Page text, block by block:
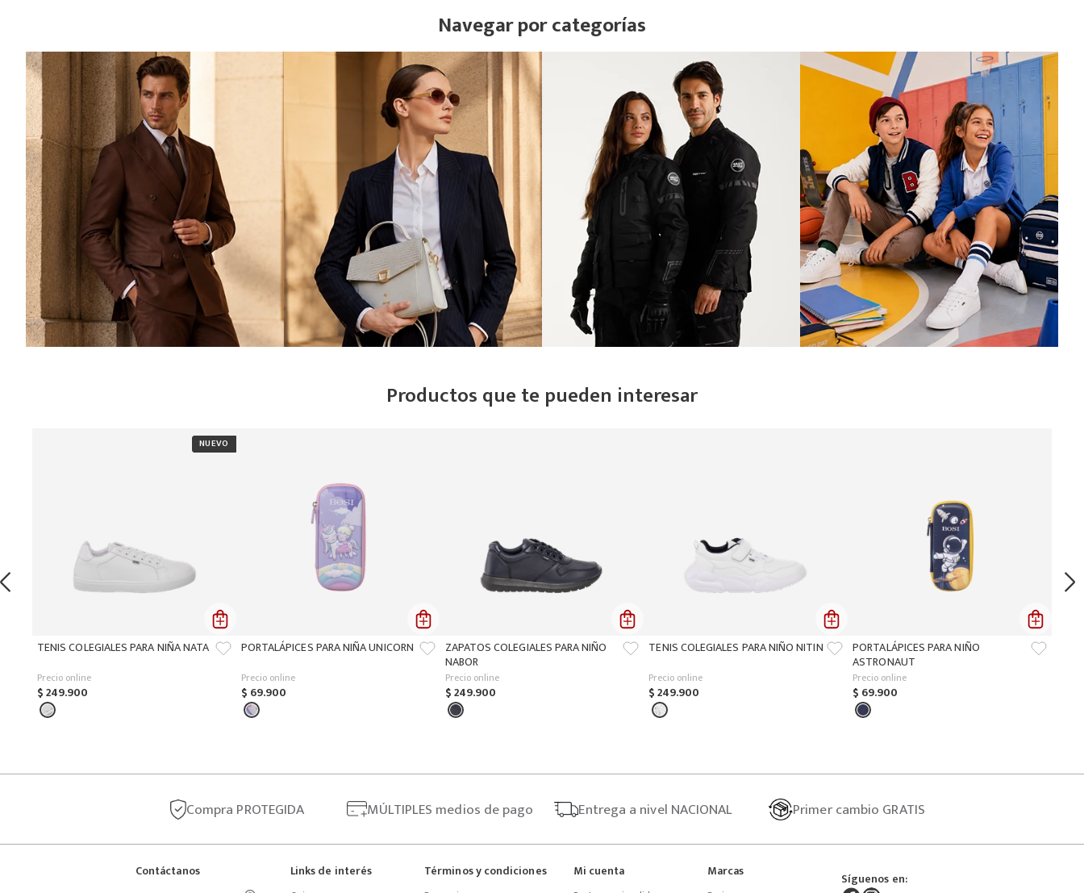
Navegar por categorías
Productos que te pueden interesar
TENIS COLEGIALES PARA NIÑA NATA
Precio online
$249.900
PORTALÁPICES PARA NIÑA UNICORN
Precio online
$ 69.900
ZAPATOS COLEGIALES PARA NIÑO
NABOR
Precio online
$249.900
TENIS COLEGIALES PARA NIÑO NITIN
Precio online
$249.900
PORTALÁPICES PARA NIÑO
ASTRONAUT
Precio online
$ 69.900
Compra PROTEGIDA MÚLTIPLES medios de pago Entrega a nivel NACIONAL Primercambio GRATIS
Contáctanos
Links de interés Términos y condiciones Mi cuenta Marcas Síguenos en: